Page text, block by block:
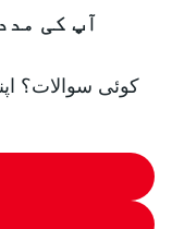
آپ کی
کوئی سوالات؟